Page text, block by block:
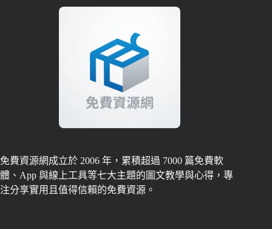
免費資源網成立於 2006 年，累積超過 7000 篇免費軟
體、App 與線上工具等七大主題的圖文教學與心得，專
注分享實用且值得信賴的免費資源。